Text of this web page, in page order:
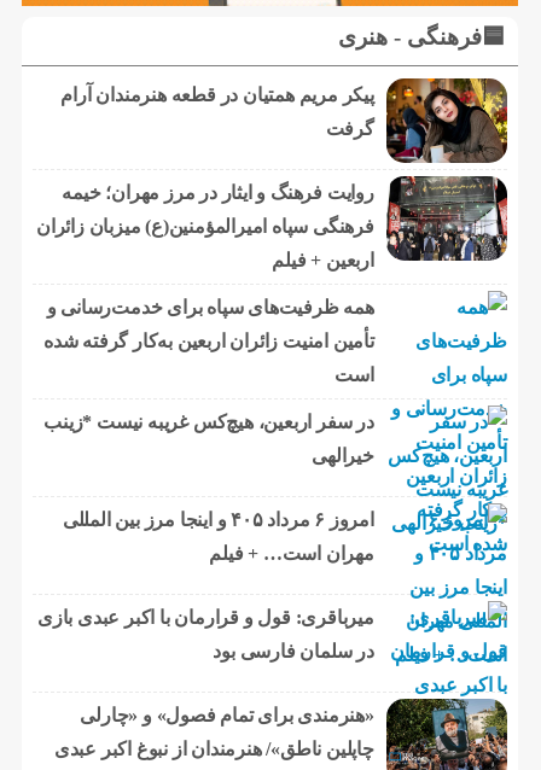
🟦فرهنگی - هنری
پیکر مریم همتیان در قطعه هنرمندان آرام
گرفت
روایت فرهنگ و ایثار در مرز مهران؛ خیمه
فرهنگی سپاه امیرالمؤمنین(ع) میزبان زائران
اربعین + فیلم
همه ظرفیت‌های سپاه برای خدمت‌رسانی و
تأمین امنیت زائران اربعین به‌کار گرفته شده
است
در سفر اربعین، هیچ‌کس غریبه نیست *زینب
خیرالهی
امروز ۶ مرداد ۴۰۵ و اینجا مرز بین المللی
مهران است… + فیلم
میرباقری: قول و قرارمان با اکبر عبدی بازی
در سلمان فارسی بود
«هنرمندی برای تمام فصول» و «چارلی
چاپلین ناطق»/ هنرمندان از نبوغ اکبر عبدی